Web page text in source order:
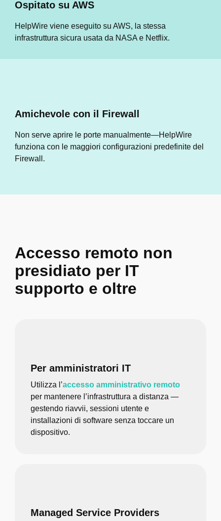
Ospitato su AWS
HelpWire viene eseguito su AWS, la stessa
infrastruttura sicura usata da NASA e Netflix.
Amichevole con il Firewall
Non serve aprire le porte manualmente—HelpWire
funziona con le maggiori configurazioni predefinite del
Firewall.
Accesso remoto non
presidiato per IT
supporto e oltre
Per amministratori IT
Utilizza l’accesso amministrativo remoto
per mantenere l’infrastruttura a distanza —
gestendo riavvii, sessioni utente e
installazioni di software senza toccare un
dispositivo.
Managed Service Providers